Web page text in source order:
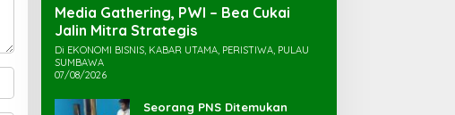
Media Gathering, PWI – Bea Cukai
Jalin Mitra Strategis
Di EKONOMI BISNIS, KABAR UTAMA, PERISTIWA, PULAU
SUMBAWA
07/08/2026
Seorang PNS Ditemukan